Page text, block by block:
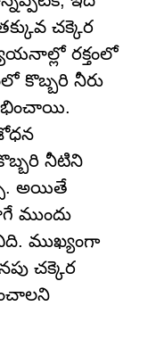
చక్కెర
రక్తంలో
కొబ్బరి నీరు
నీటిని
అయితే
ముందు
ముఖ్యంగా
చక్కెర